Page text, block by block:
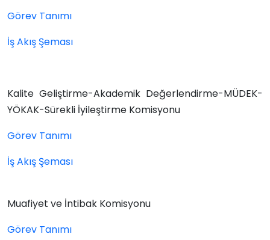
Görev Tanımı
İş Akış Şeması
Kalite Geliştirme-Akademik Değerlendirme-MÜDEK-
YÖKAK-Sürekli İyileştirme Komisyonu
Görev Tanımı
İş Akış Şeması
Muafiyet ve İntibak Komisyonu
Görev Tanımı